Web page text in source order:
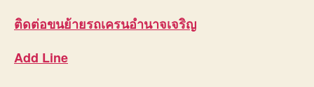
ติดต่อขนย้ายรถเครนอำนาจเจริญ
Add Line